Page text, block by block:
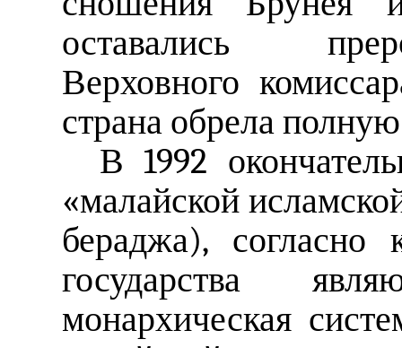
оставались
Верховного
страна обрела
В 1992
«малайской
бераджа), согласно
государства
монархическая